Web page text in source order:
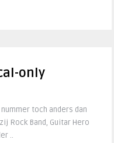
only
toch anders dan
Rock Band, Guitar Hero
..